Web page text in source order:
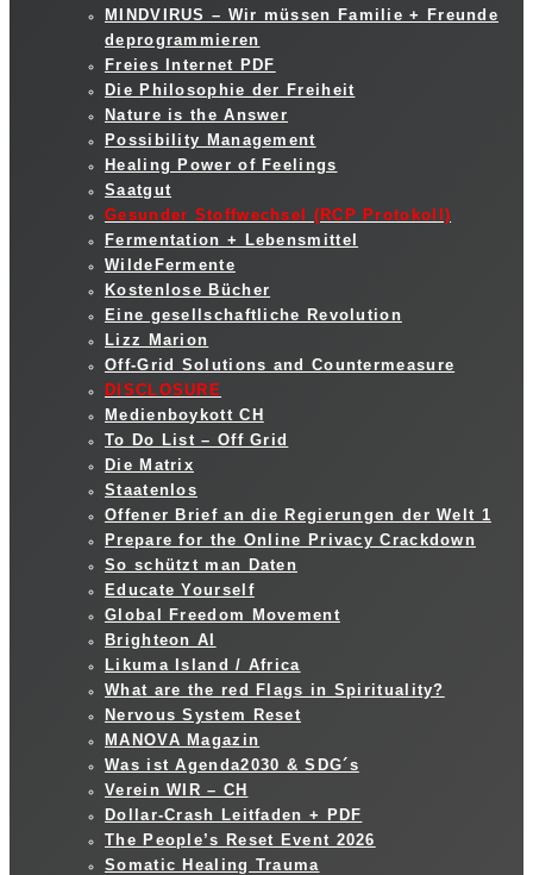
MINDVIRUS – Wir müssen Familie + Freunde
deprogrammieren
Freies Internet PDF
Die Philosophie der Freiheit
Nature is the Answer
Possibility Management
Healing Power of Feelings
Saatgut
Gesunder Stoffwechsel (RCP Protokoll)
Fermentation + Lebensmittel
WildeFermente
Kostenlose Bücher
Eine gesellschaftliche Revolution
Lizz Marion
Off-Grid Solutions and Countermeasure
DISCLOSURE
Medienboykott CH
To Do List – Off Grid
Die Matrix
Staatenlos
Offener Brief an die Regierungen der Welt 1
Prepare for the Online Privacy Crackdown
So schützt man Daten
Educate Yourself
Global Freedom Movement
Brighteon AI
Likuma Island / Africa
What are the red Flags in Spirituality?
Nervous System Reset
MANOVA Magazin
Was ist Agenda2030 & SDG´s
Verein WIR – CH
Dollar-Crash Leitfaden + PDF
The People’s Reset Event 2026
Somatic Healing Trauma